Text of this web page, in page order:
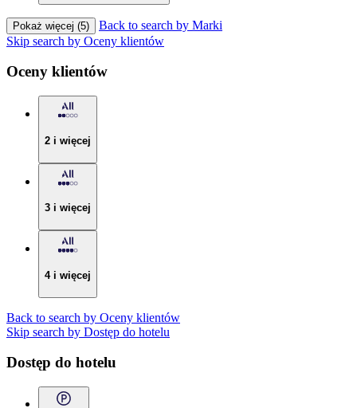
Pokaż więcej (5)
Back to search by Marki
Skip search by Oceny klientów
Oceny klientów
2 i więcej
3 i więcej
4 i więcej
Back to search by Oceny klientów
Skip search by Dostęp do hotelu
Dostęp do hotelu